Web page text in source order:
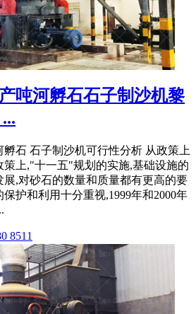
吨河孵石石子制沙机黎
石 石子制沙机可行性分析 从政策上
策上,"十一五"规划的实施,基础设施的
展,对砂石的数量和质量都有更高的要
护和利用十分重视,1999年和2000年
8511